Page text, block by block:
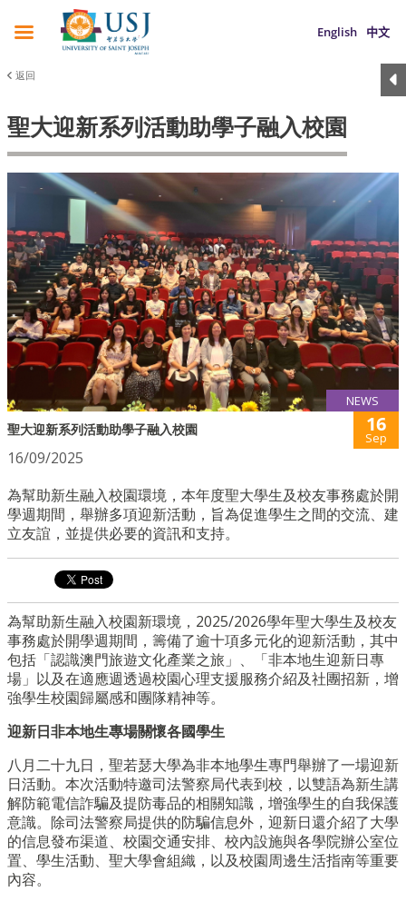
English 中文
返回
聖大迎新系列活動助學子融入校園
NEWS
聖大迎新系列活動助學子融入校園 16
Sep
16/09/2025
為幫助新生融入校園環境，本年度聖大學生及校友事務處於開
學週期間，舉辦多項迎新活動，旨為促進學生之間的交流、建
立友誼，並提供必要的資訊和支持。
為幫助新生融入校園新環境，2025/2026學年聖大學生及校友
事務處於開學週期間，籌備了逾十項多元化的迎新活動，其中
包括「認識澳門旅遊文化產業之旅」、「非本地生迎新日專
場」以及在適應週透過校園心理支援服務介紹及社團招新，增
強學生校園歸屬感和團隊精神等。
迎新日非本地生專場關懷各國學生
八月二十九日，聖若瑟大學為非本地學生專門舉辦了一場迎新
日活動。本次活動特邀司法警察局代表到校，以雙語為新生講
解防範電信詐騙及提防毒品的相關知識，增強學生的自我保護
意識。除司法警察局提供的防騙信息外，迎新日還介紹了大學
的信息發布渠道、校園交通安排、校內設施與各學院辦公室位
置、學生活動、聖大學會組織，以及校園周邊生活指南等重要
內容。